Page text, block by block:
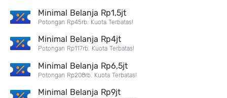
Minimal Belanja Rp1,5jt
Potongan Rp45rb. Kuota Terbatas!
Minimal Belanja Rp4jt
Potongan Rp117rb. Kuota Terbatas!
Minimal Belanja Rp6,5jt
Potongan Rp208rb. Kuota Terbatas!
Minimal Belanja Rp9jt